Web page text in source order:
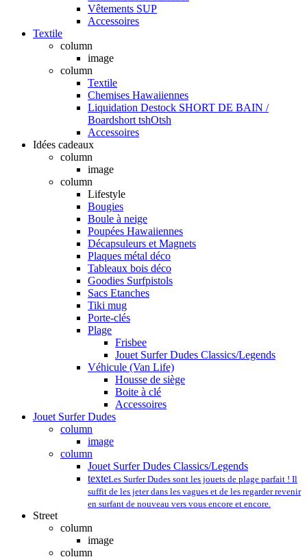
Vêtements SUP
Accessoires
Textile
column
image
column
Textile
Chemises Hawaiiennes
Liquidation Destock SHORT DE BAIN /
Boardshort tshOtsh
Accessoires
Idées cadeaux
column
image
column
Lifestyle
Bougies
Boule à neige
Poupées Hawaiiennes
Décapsuleurs et Magnets
Plaques métal déco
Tableaux bois déco
Goodies Surfpistols
Sacs Etanches
Tiki mug
Porte-clés
Plage
Frisbee
Jouet Surfer Dudes Classics/Legends
Véhicule (Van Life)
Housse de siège
Boite à clé
Accessoires
Jouet Surfer Dudes
column
image
column
Jouet Surfer Dudes Classics/Legends
texteLes Surfer Dudes sont les jouets de plage parfait ! Il
suffit de les jeter dans les vagues et de les regarder revenir
en surfant de nouveau vers vous encore et encore.
Street
column
image
column